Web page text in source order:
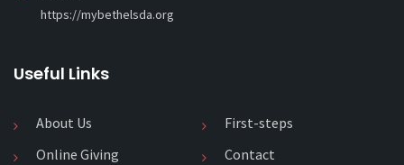
https://mybethelsda.org
Useful Links
About Us
First-steps
Online Giving
Contact